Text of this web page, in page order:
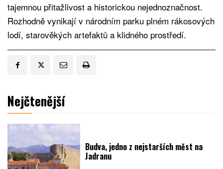
tajemnou přitažlivost a historickou nejednoznačnost.
Rozhodně vynikají v národním parku plném rákosových
lodí, starověkých artefaktů a klidného prostředí.
Nejčtenější
Budva, jedno z nejstarších měst na
Jadranu